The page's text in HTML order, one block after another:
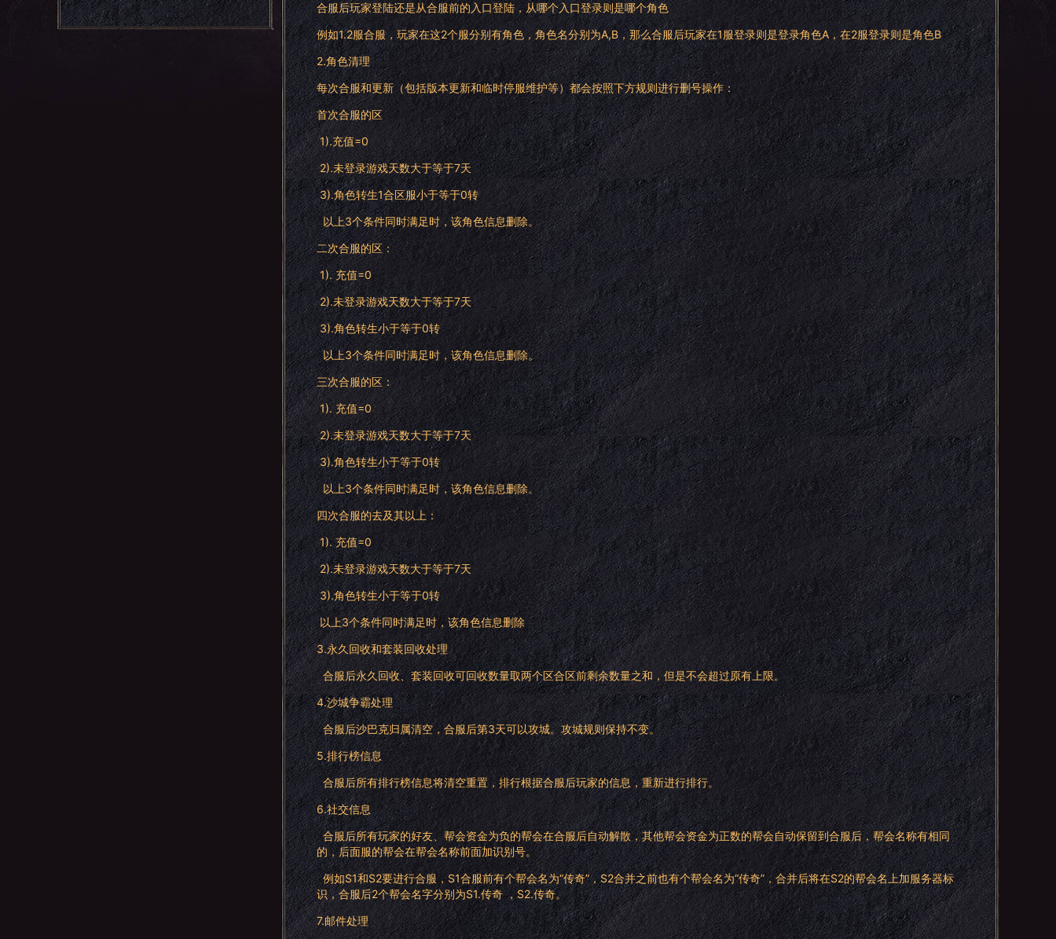
合服后玩家登陆还是从合服前的入口登陆，从哪个入口登录则是哪个角色
例如1.2服合服，玩家在这2个服分别有角色，角色名分别为A,B，那么合服后玩家在1服登录则是登录角色A，在2服登录则是角色B
2.角色清理
每次合服和更新（包括版本更新和临时停服维护等）都会按照下方规则进行删号操作：
首次合服的区
1).充值=0
2).未登录游戏天数大于等于7天
3).角色转生1合区服小于等于0转
以上3个条件同时满足时，该角色信息删除。
二次合服的区：
1). 充值=0
2).未登录游戏天数大于等于7天
3).角色转生小于等于0转
以上3个条件同时满足时，该角色信息删除。
三次合服的区：
1). 充值=0
2).未登录游戏天数大于等于7天
3).角色转生小于等于0转
以上3个条件同时满足时，该角色信息删除。
四次合服的去及其以上：
1). 充值=0
2).未登录游戏天数大于等于7天
3).角色转生小于等于0转
以上3个条件同时满足时，该角色信息删除
3.永久回收和套装回收处理
合服后永久回收、套装回收可回收数量取两个区合区前剩余数量之和，但是不会超过原有上限。
4.沙城争霸处理
合服后沙巴克归属清空，合服后第3天可以攻城。攻城规则保持不变。
5.排行榜信息
合服后所有排行榜信息将清空重置，排行根据合服后玩家的信息，重新进行排行。
6.社交信息
合服后所有玩家的好友、帮会资金为负的帮会在合服后自动解散，其他帮会资金为正数的帮会自动保留到合服后，帮会名称有相同
的，后面服的帮会在帮会名称前面加识别号。
例如S1和S2要进行合服，S1合服前有个帮会名为“传奇”，S2合并之前也有个帮会名为“传奇”，合并后将在S2的帮会名上加服务器标
识，合服后2个帮会名字分别为S1.传奇 ，S2.传奇。
7.邮件处理